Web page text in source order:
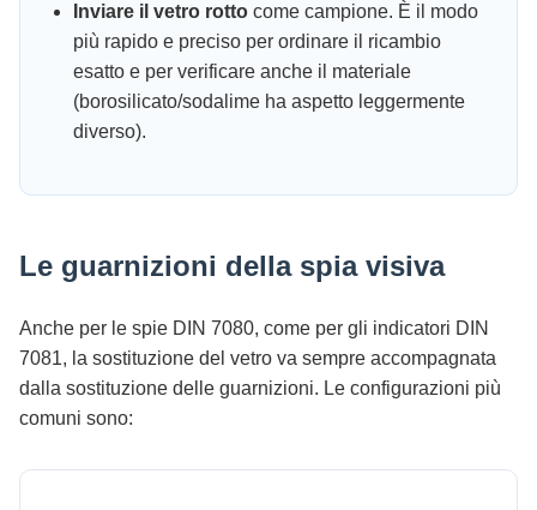
Inviare il vetro rotto come campione. È il modo
più rapido e preciso per ordinare il ricambio
esatto e per verificare anche il materiale
(borosilicato/sodalime ha aspetto leggermente
diverso).
Le guarnizioni della spia visiva
Anche per le spie DIN 7080, come per gli indicatori DIN
7081, la sostituzione del vetro va sempre accompagnata
dalla sostituzione delle guarnizioni. Le configurazioni più
comuni sono: